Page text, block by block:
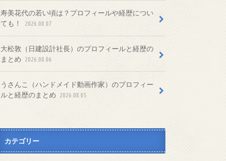
寿美花代の若い頃は？プロフィールや経歴につい
ても！
2026.08.07
大松敦（日建設計社長）のプロフィールと経歴の
まとめ
2026.08.06
うさんこ（ハンドメイド動画作家）のプロフィー
ルと経歴のまとめ
2026.08.05
カテゴリー